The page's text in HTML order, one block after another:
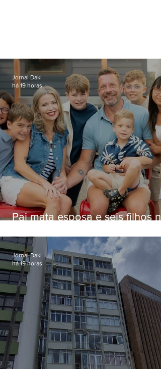
Pai mata esposa e seis filhos
Jornal Daki
há 19 horas
Jornal Daki
há 19 horas